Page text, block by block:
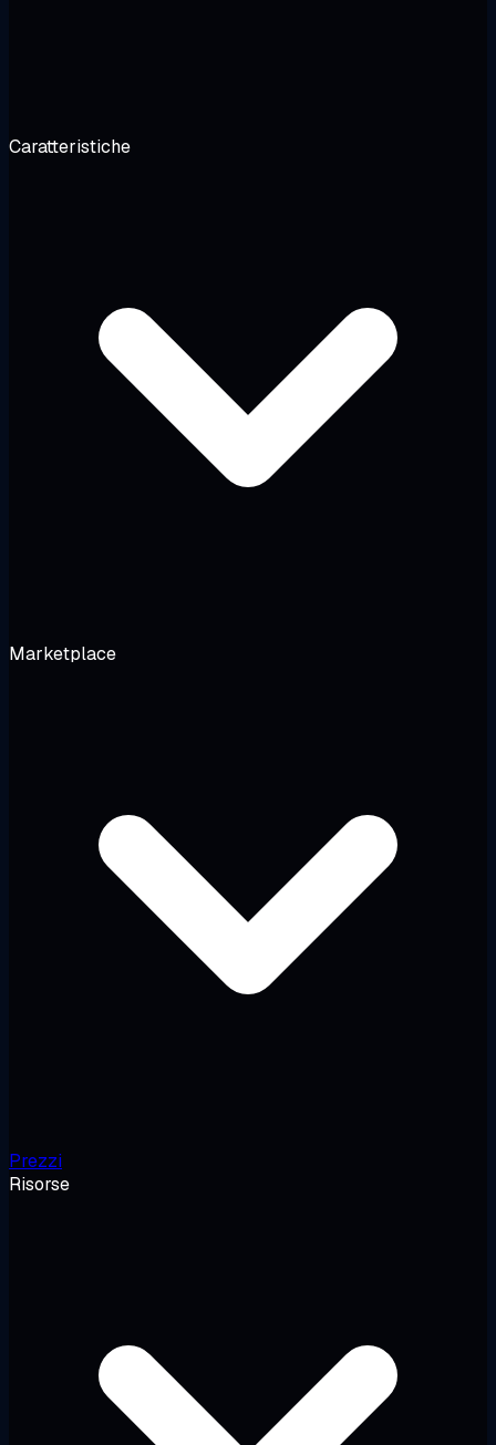
Caratteristiche
Marketplace
Prezzi
Risorse